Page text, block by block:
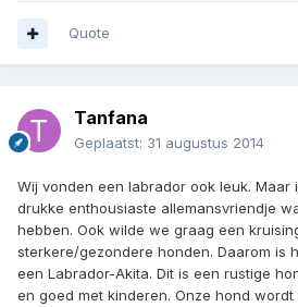
Quote
Tanfana
Geplaatst: 31 augustus 2014
Wij vonden een labrador ook leuk. Maar
drukke enthousiaste allemansvriendje
hebben. Ook wilde we graag een
sterkere/gezondere honden. Daarom is
een Labrador-Akita. Dit is een rustige
en goed met kinderen. Onze hond